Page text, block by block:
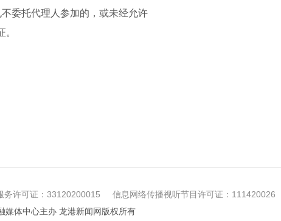
委托代理人参加的，或未经允许
务许可证：33120200015
信息网络传播视听节目许可证：111420026
媒体中心主办 龙港新闻网版权所有